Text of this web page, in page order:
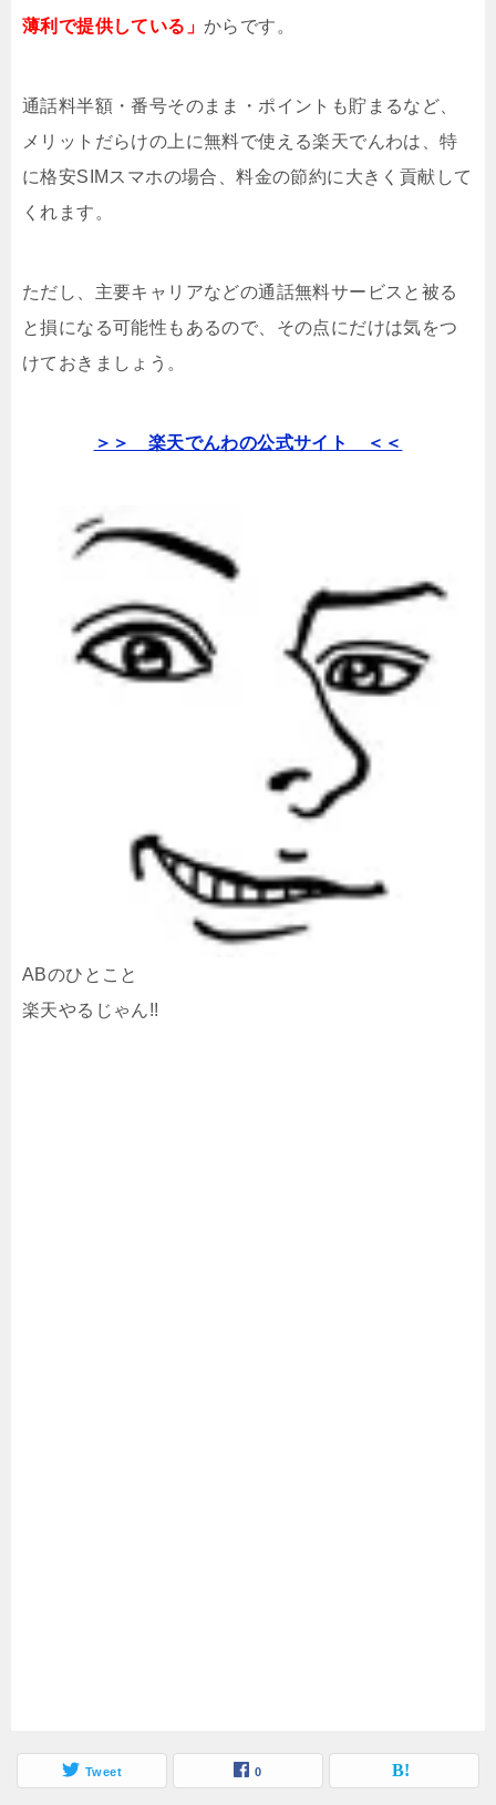
薄利で提供している」 からです。
通話料半額・番号そのまま・ポイントも貯まるなど、
メリットだらけの上に無料で使える楽天でんわは、特
に格安SIMスマホの場合、料金の節約に大きく貢献して
くれます。
ただし、主要キャリアなどの通話無料サービスと被る
と損になる可能性もあるので、その点にだけは気をつ
けておきましょう。
＞＞ 楽天でんわの公式サイト ＜＜
ABのひとこと
楽天やるじゃん!!
Tweet 0